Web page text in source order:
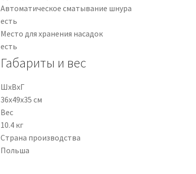
Автоматическое сматывание шнура
есть
Место для хранения насадок
есть
Габариты и вес
ШхВхГ
36x49x35 см
Вес
10.4 кг
Страна производства
Польша